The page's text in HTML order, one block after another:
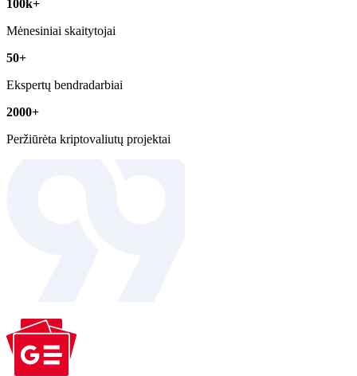
100k+
Mėnesiniai skaitytojai
50+
Ekspertų bendradarbiai
2000+
Peržiūrėta kriptovaliutų projektai